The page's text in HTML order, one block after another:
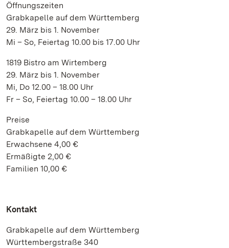
Öffnungszeiten
Grabkapelle auf dem Württemberg
29. März bis 1. November
Mi – So, Feiertag 10.00 bis 17.00 Uhr
1819 Bistro am Wirtemberg
29. März bis 1. November
Mi, Do 12.00 – 18.00 Uhr
Fr – So, Feiertag 10.00 – 18.00 Uhr
Preise
Grabkapelle auf dem Württemberg
Erwachsene 4,00 €
Ermäßigte 2,00 €
Familien 10,00 €
Kontakt
Grabkapelle auf dem Württemberg
Württembergstraße 340